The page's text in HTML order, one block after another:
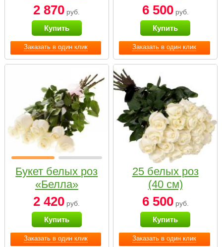
Заказать в один клик
2 870 руб.
Купить
Заказать в один клик
6 500руб.
Купить
Заказать в один клик
Букет белых роз
«Белла»
2 420 руб.
Купить
Заказать в один клик
25 белых роз
(40 см)
6 500руб.
Купить